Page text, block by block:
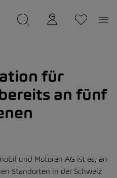
gespeichert.
für
an fünf
und Motoren AG ist es, an
Standorten in der Schweiz